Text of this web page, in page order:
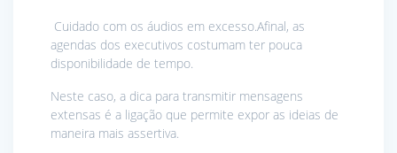
Cuidado com os áudios em excesso.Afinal, as
agendas dos executivos costumam ter pouca
disponibilidade de tempo.
Neste caso, a dica para transmitir mensagens
extensas é a ligação que permite expor as ideias de
maneira mais assertiva.